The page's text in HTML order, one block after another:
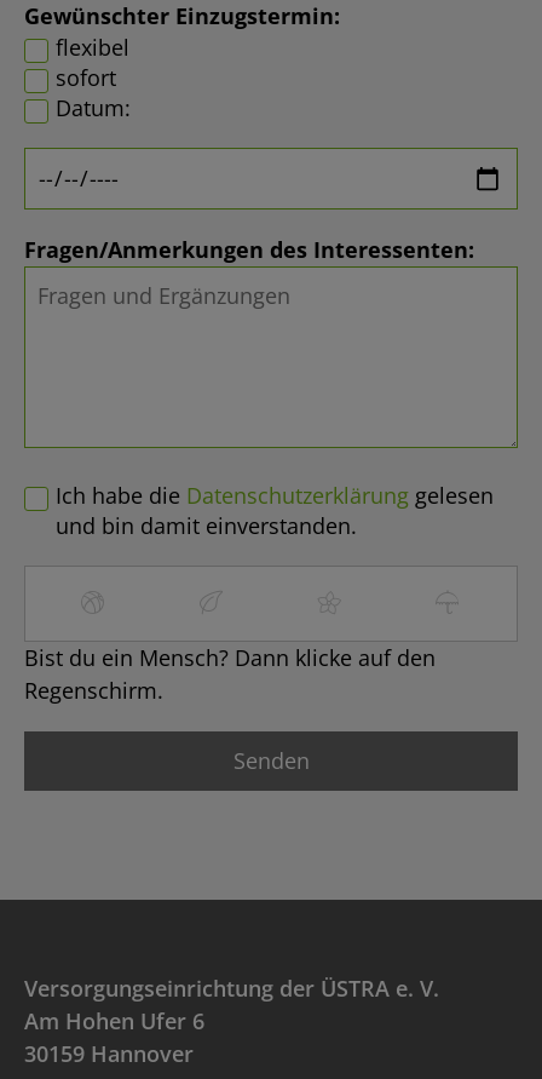
Gewünschter Einzugstermin:
flexibel
sofort
Datum:
Fragen/Anmerkungen des Interessenten:
Ich habe die Datenschutzerklärung gelesen
und bin damit einverstanden.
Bist du ein Mensch? Dann klicke auf den
Regenschirm.
Versorgungseinrichtung der ÜSTRA e. V.
Am Hohen Ufer 6
30159 Hannover